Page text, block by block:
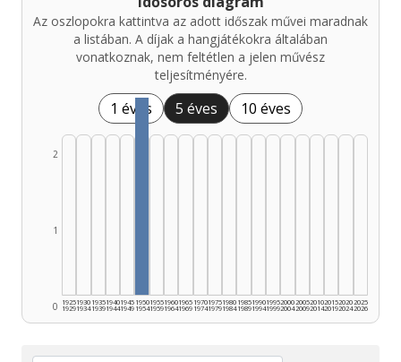
Az oszlopokra kattintva az adott időszak művei maradnak
a listában. A díjak a hangjátékokra általában
vonatkoznak, nem feltétlen a jelen művész
teljesítményére.
1 éves 5 éves 10 éves
0
1
2
1925
1929
1930
1934
1935
1939
1940
1944
1945
1949
1950
1954
1955
1959
1960
1964
1965
1969
1970
1974
1975
1979
1980
1984
1985
1989
1990
1994
1995
1999
2000
2004
2005
2009
2010
2014
2015
2019
2020
2024
2025
2026